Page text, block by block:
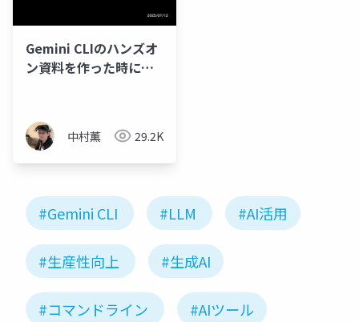
Gemini CLIのハンズオ
ン資料を作った時に気
中村薫 29.2K
#Gemini CLI #LLM #AI活用
#生産性向上 #生成AI
#コマンドライン #AIツール